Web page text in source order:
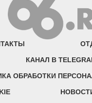
КАНАЛ В
ОБРАБОТКИ